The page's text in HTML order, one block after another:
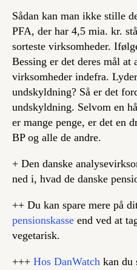
Sådan kan man ikke stille
PFA, der har 4,5 mia. kr.
sorteste virksomheder.
Bessing er det deres mål at
virksomheder indefra.
undskyldning? Så er det
undskyldning. Selvom en
er mange penge, er det en
BP og alle de andre.
+ Den danske
ned i, hvad de danske
++ Du kan spare mere på
pensionskasse end ved at
vegetarisk.
+++ Hos DanWatch kan du